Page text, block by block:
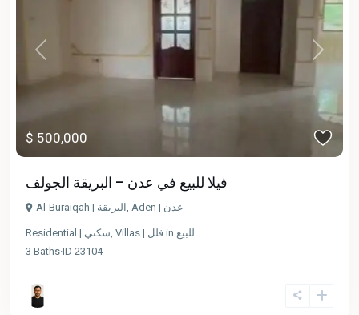
Previous Next
$ 500,000
فيلا للبيع في عدن – البريقة الجولف
Al-Buraiqah | البريقة , Aden | عدن
Residential | سكني, Villas | فلل in للبيع
3 Baths·ID 23104